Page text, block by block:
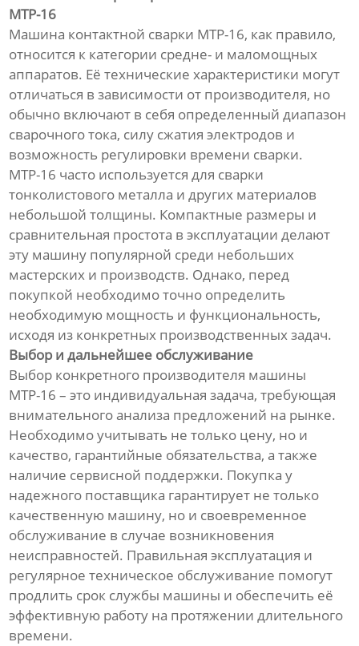
МТР-16
Машина контактной сварки МТР-16, как правило,
относится к категории средне- и маломощных
аппаратов. Её технические характеристики могут
отличаться в зависимости от производителя, но
обычно включают в себя определенный диапазон
сварочного тока, силу сжатия электродов и
возможность регулировки времени сварки.
МТР-16 часто используется для сварки
тонколистового металла и других материалов
небольшой толщины. Компактные размеры и
сравнительная простота в эксплуатации делают
эту машину популярной среди небольших
мастерских и производств. Однако, перед
покупкой необходимо точно определить
необходимую мощность и функциональность,
исходя из конкретных производственных задач.
Выбор и дальнейшее обслуживание
Выбор конкретного производителя машины
МТР-16 – это индивидуальная задача, требующая
внимательного анализа предложений на рынке.
Необходимо учитывать не только цену, но и
качество, гарантийные обязательства, а также
наличие сервисной поддержки. Покупка у
надежного поставщика гарантирует не только
качественную машину, но и своевременное
обслуживание в случае возникновения
неисправностей. Правильная эксплуатация и
регулярное техническое обслуживание помогут
продлить срок службы машины и обеспечить её
эффективную работу на протяжении длительного
времени.